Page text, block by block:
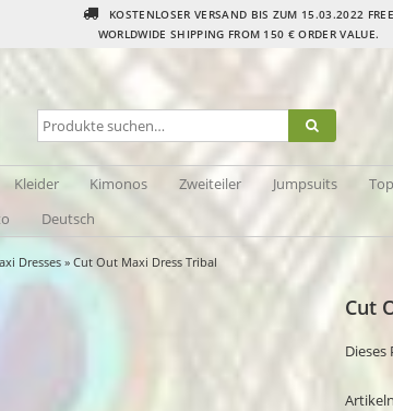
KOSTENLOSER VERSAND BIS ZUM 15.03.2022 FREE
WORLDWIDE SHIPPING FROM 150 € ORDER VALUE.
Kleider Kimonos Zweiteiler Jumpsuits
Deutsch
Dresses » Cut Out Maxi Dress Tribal
Cut